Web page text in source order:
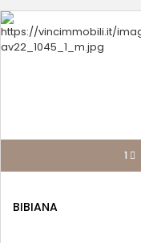
1
BIBIANA